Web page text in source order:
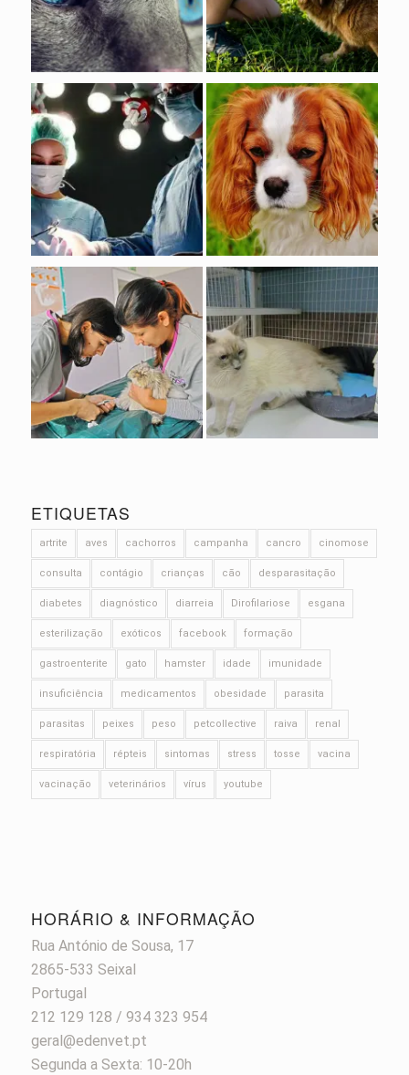
ETIQUETAS
artrite aves cachorros campanha cancro cinomose
consulta contágio crianças cão desparasitação
diabetes diagnóstico diarreia Dirofilariose esgana
esterilização exóticos facebook formação
gastroenterite gato hamster idade imunidade
insuficiência medicamentos obesidade parasita
parasitas peixes peso petcollective raiva renal
respiratória répteis sintomas stress tosse vacina
vacinação veterinários vírus youtube
HORÁRIO & INFORMAÇÃO
Rua António de Sousa, 17
2865-533 Seixal
Portugal
212 129 128 / 934 323 954
geral@edenvet.pt
Segunda a Sexta: 10-20h